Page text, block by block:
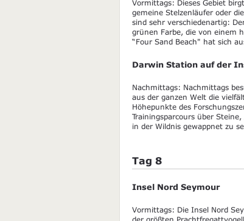
Vormittags: Dieses Gebiet
gemeine Stelzenläufer oder
sind sehr verschiedenartig:
grünen Farbe, die von einem
“Four Sand Beach" hat sich
Darwin Station auf der
Nachmittags: Nachmittags
aus der ganzen Welt die
Höhepunkte des
Trainingsparcours über
in der Wildnis gewappnet zu
Tag 8
Insel Nord Seymour
Vormittags: Die Insel Nord
der größten